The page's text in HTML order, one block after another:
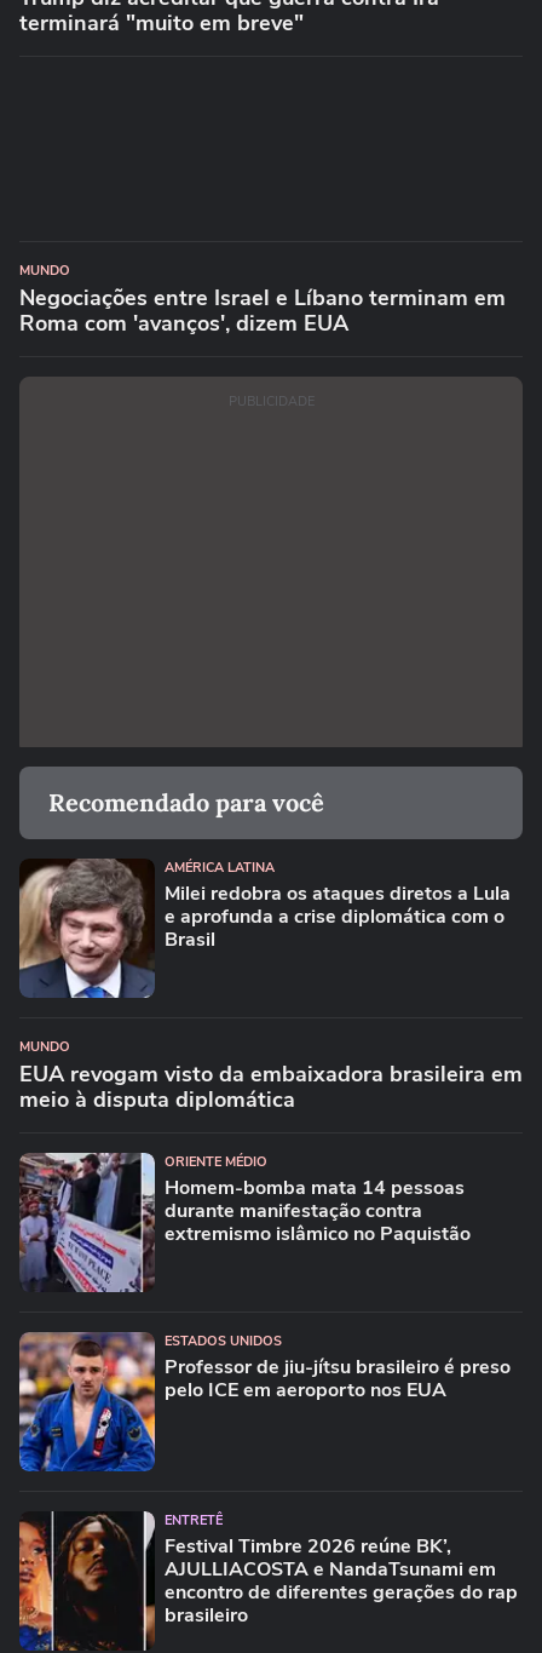
terminará "muito em breve"
MUNDO
Negociações entre Israel e Líbano terminam em
Roma com 'avanços', dizem EUA
PUBLICIDADE
Recomendado para você
AMÉRICA LATINA
Milei redobra os ataques diretos a Lula
e aprofunda a crise diplomática com o
Brasil
MUNDO
EUA revogam visto da embaixadora brasileira em
meio à disputa diplomática
ORIENTE MÉDIO
Homem-bomba mata 14 pessoas
durante manifestação contra
extremismo islâmico no Paquistão
ESTADOS UNIDOS
Professor de jiu-jítsu brasileiro é preso
pelo ICE em aeroporto nos EUA
ENTRETÊ
Festival Timbre 2026 reúne BK’,
AJULLIACOSTA e NandaTsunami em
encontro de diferentes gerações do rap
brasileiro